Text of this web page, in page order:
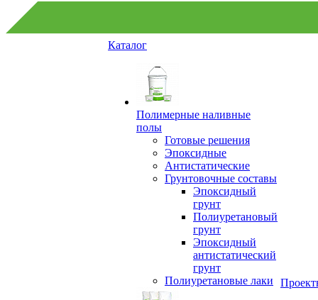
Каталог
Полимерные наливные
полы
Готовые решения
Эпоксидные
Антистатические
Грунтовочные составы
Эпоксидный
грунт
Полиуретановый
грунт
Эпоксидный
антистатический
грунт
Полиуретановые лаки